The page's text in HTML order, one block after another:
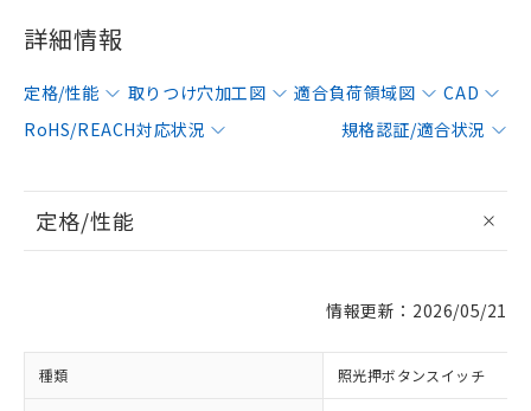
詳細情報
定格/性能 取りつけ穴加工図 適合負荷領域図
CAD
RoHS/REACH対応状況
規格認証/適合状況
定格/性能
情報更新：2026/05/21
種類 照光押ボタンスイッチ